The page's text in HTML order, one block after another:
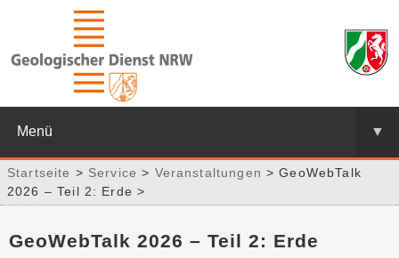
Menü ▼
Startseite > Service > Veranstaltungen > GeoWebTalk
2026 – Teil 2: Erde >
GeoWebTalk 2026 – Teil 2: Erde